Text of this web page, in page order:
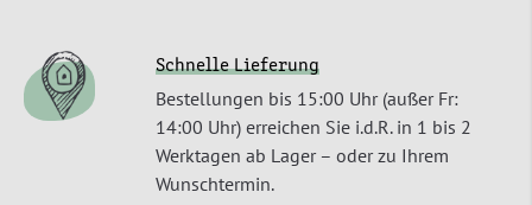
Schnelle Lieferung
Bestellungen bis 15:00 Uhr (außer Fr:
14:00 Uhr) erreichen Sie i.d.R. in 1 bis 2
Werktagen ab Lager – oder zu Ihrem
Wunschtermin.